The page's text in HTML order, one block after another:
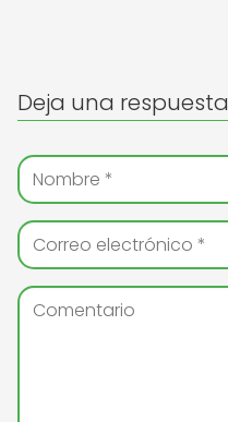
Deja una respuesta